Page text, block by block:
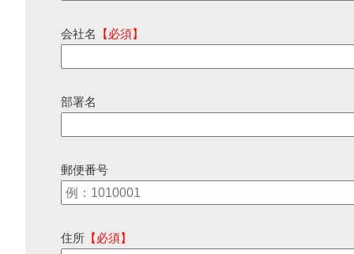
会社名 【必須】
部署名
郵便番号
住所 【必須】